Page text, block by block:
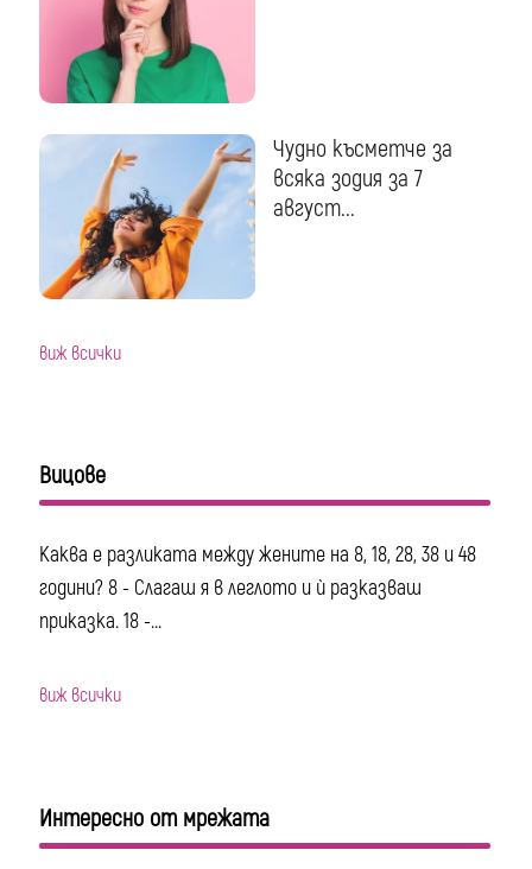
Чудно късметче за
всяка зодия за 7
август...
виж всички
Вицове
Каква е разликата между жените на 8, 18, 28, 38 и 48
години? 8 - Слагаш я в леглото и ѝ разказваш
приказка. 18 -...
виж всички
Интересно от мрежата